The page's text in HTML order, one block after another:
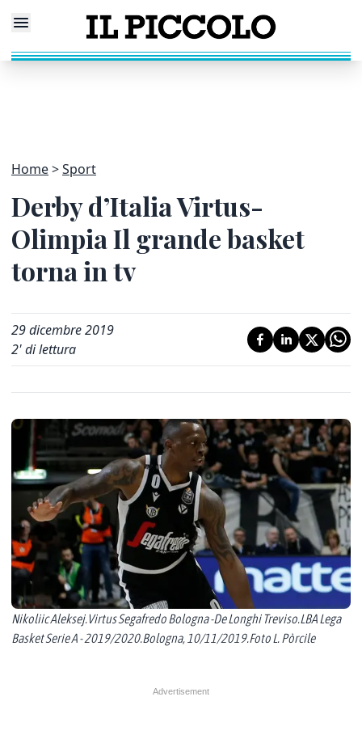
Home Sport
Derby d’Italia Virtus-
Olimpia Il grande basket
torna in tv
29 dicembre 2019
2' di lettura
Nikoliic Aleksej.Virtus Segafredo Bologna -De Longhi Treviso.LBA Lega
Basket Serie A - 2019/2020.Bologna, 10/11/2019.Foto L. Pòrcile